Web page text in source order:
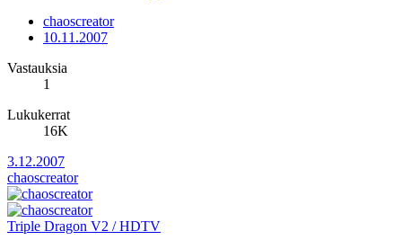
chaoscreator
10.11.2007
Vastauksia
1
Lukukerrat
16K
3.12.2007
chaoscreator
Triple Dragon V2 / HDTV